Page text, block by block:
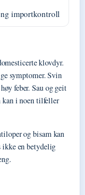
importkontroll
klovdyr.
symptomer. Svin
feber. Sau og geit
kan i noen tilfeller
og bisam kan
en betydelig